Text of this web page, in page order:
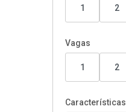
1 2
Vagas
1 2
Características